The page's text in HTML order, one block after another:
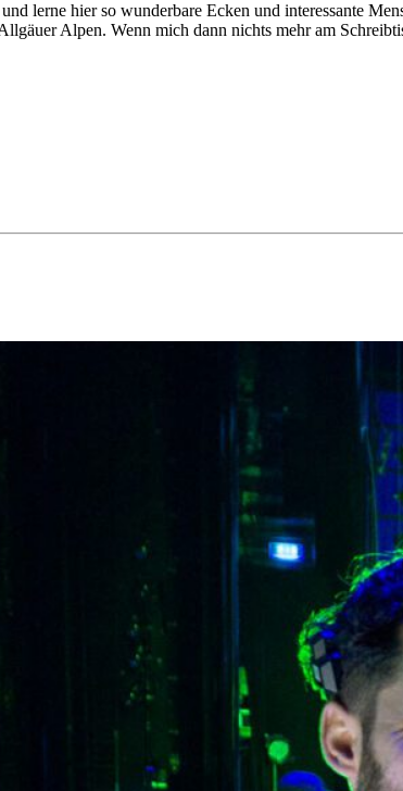
lerne hier so wunderbare Ecken und interessante
Alpen. Wenn mich dann nichts mehr am